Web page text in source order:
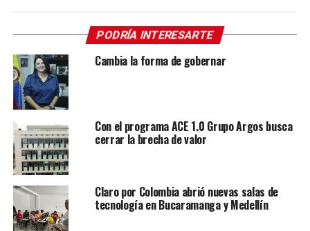
PODRÍA INTERESARTE
Cambia la forma de gobernar
Con el programa ACE 1.0 Grupo Argos busca
cerrar la brecha de valor
Claro por Colombia abrió nuevas salas de
tecnología en Bucaramanga y Medellín